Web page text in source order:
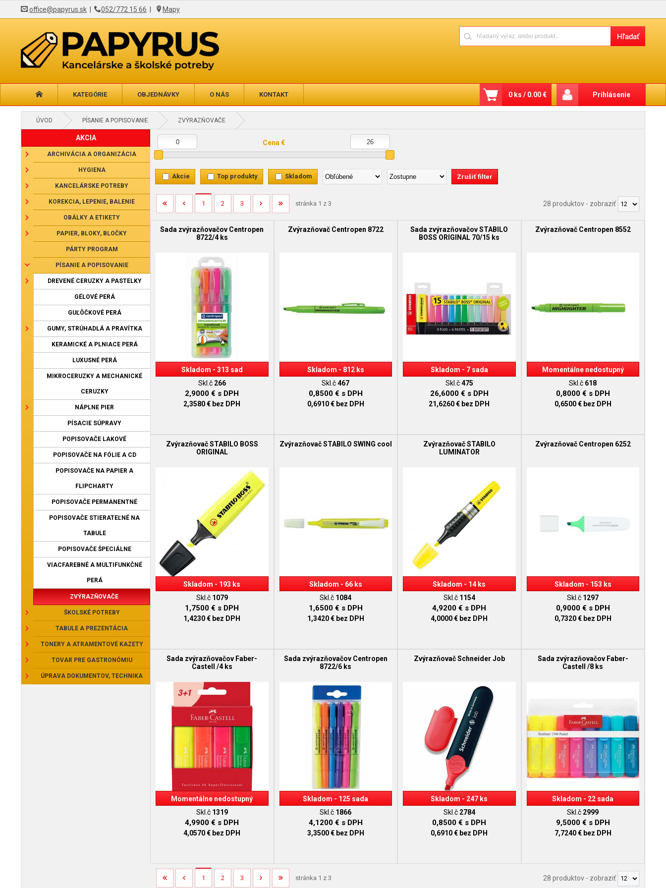
office@papyrus.sk 052/772 15 66 Mapy
KATEGÓRIE OBJEDNÁVKY O NÁS KONTAKT Prihlásenie
0 ks / 0.00 €
ÚVOD PÍSANIE A POPISOVANIE ZVÝRAZŇOVAČE
AKCIA
ARCHIVÁCIA A ORGANIZÁCIA
HYGIENA
KANCELÁRSKE POTREBY
KOREKCIA, LEPENIE, BALENIE
OBÁLKY A ETIKETY
PAPIER, BLOKY, BLOČKY
PÁRTY PROGRAM
PÍSANIE A POPISOVANIE
DREVENÉ CERUZKY A PASTELKY
GÉLOVÉ PERÁ
GUĽÔČKOVÉ PERÁ
GUMY, STRÚHADLÁ A PRAVÍTKA
KERAMICKÉ A PLNIACE PERÁ
LUXUSNÉ PERÁ
MIKROCERUZKY A MECHANICKÉ
CERUZKY
NÁPLNE PIER
PÍSACIE SÚPRAVY
POPISOVAČE LAKOVÉ
POPISOVAČE NA FÓLIE A CD
POPISOVAČE NA PAPIER A
FLIPCHARTY
POPISOVAČE PERMANENTNÉ
POPISOVAČE STIERATEĽNÉ NA
TABULE
POPISOVAČE ŠPECIÁLNE
VIACFAREBNÉ A MULTIFUNKČNÉ
PERÁ
ZVÝRAZŇOVAČE
ŠKOLSKÉ POTREBY
TABULE A PREZENTÁCIA
TONERY A ATRAMENTOVÉ KAZETY
TOVAR PRE GASTRONÓMIU
ÚPRAVA DOKUMENTOV, TECHNIKA
Cena €
Akcie Top produkty Skladom
1 2 3 stránka 1 z 3 28 produktov - zobraziť
Sada zvýrazňovačov Centropen
8722/4 ks
Skladom - 313 sad
Skl.č 266
2,9000 € s DPH
2,3580 € bez DPH
Zvýrazňovač Centropen 8722
Skladom - 812 ks
Skl.č467
0,8500 € s DPH
0,6910 € bez DPH
Sada zvýrazňovačov STABILO
BOSS ORIGINAL 70/15 ks
Skladom - 7 sada
Skl.č475
26,6000 € s DPH
21,6260 € bez DPH
Zvýrazňovač Centropen 8552
Momentálne nedostupný
Skl.č 618
0,8000 € s DPH
0,6500 € bez DPH
Zvýrazňovač STABILO BOSS
ORIGINAL
Skladom - 193 ks
Skl.č 1079
1,7500 € s DPH
1,4230 € bez DPH
Zvýrazňovač STABILO SWING cool
Skladom - 66 ks
Skl.č 1084
1,6500 € s DPH
1,3420 € bez DPH
Zvýrazňovač STABILO
LUMINATOR
Skladom - 14 ks
Skl.č 1154
4,9200 € s DPH
4,0000 € bez DPH
Zvýrazňovač Centropen 6252
Skladom - 153 ks
Skl.č 1297
0,9000 € s DPH
0,7320 € bez DPH
Sada zvýrazňovačov Faber-
Castell /4 ks
Momentálne nedostupný
Skl.č 1319
4,9900 € s DPH
4,0570 € bez DPH
Sada zvýrazňovačov Centropen
8722/6 ks
Skladom - 125 sada
Skl.č 1866
4,1200 € s DPH
3,3500 € bez DPH
Zvýrazňovač Schneider Job
Skladom - 247 ks
Skl.č 2784
0,8500 € s DPH
0,6910 € bez DPH
Sada zvýrazňovačov Faber-
Castell /8 ks
Skladom - 22 sada
Skl.č 2999
9,5000 € s DPH
7,7240 € bez DPH
1 2 3 stránka 1 z 3 28 produktov - zobraziť